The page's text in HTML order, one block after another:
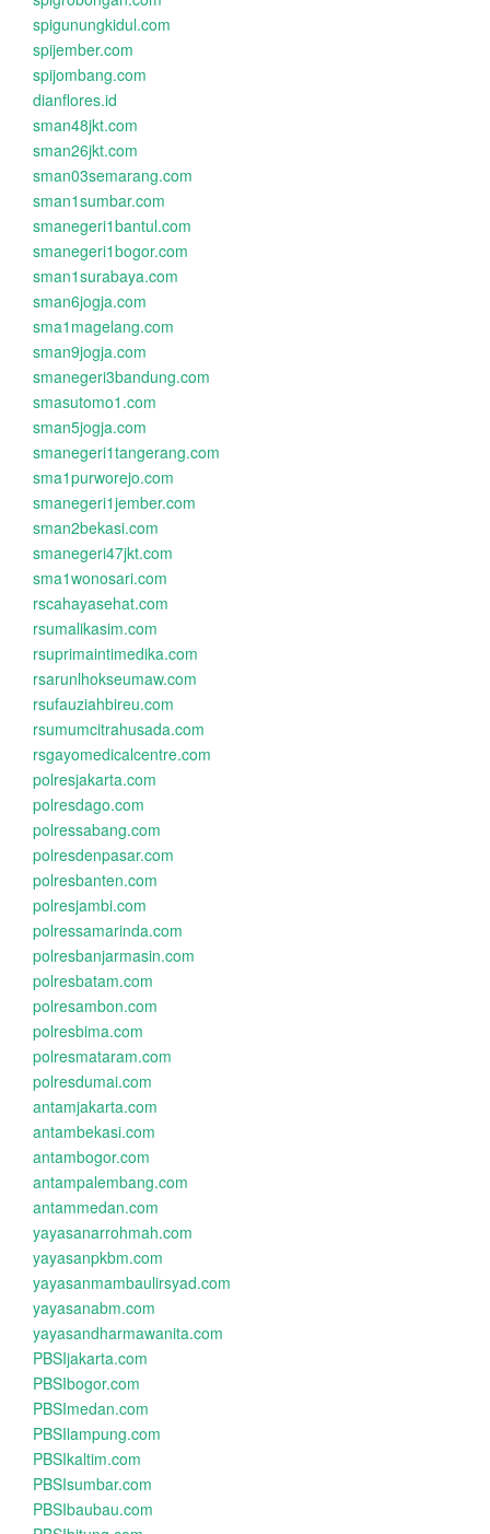
spigunungkidul.com
spijember.com
spijombang.com
dianflores.id
sman48jkt.com
sman26jkt.com
sman03semarang.com
sman1sumbar.com
smanegeri1bantul.com
smanegeri1bogor.com
sman1surabaya.com
sman6jogja.com
sma1magelang.com
sman9jogja.com
smanegeri3bandung.com
smasutomo1.com
sman5jogja.com
smanegeri1tangerang.com
sma1purworejo.com
smanegeri1jember.com
sman2bekasi.com
smanegeri47jkt.com
sma1wonosari.com
rscahayasehat.com
rsumalikasim.com
rsuprimaintimedika.com
rsarunlhokseumaw.com
rsufauziahbireu.com
rsumumcitrahusada.com
rsgayomedicalcentre.com
polresjakarta.com
polresdago.com
polressabang.com
polresdenpasar.com
polresbanten.com
polresjambi.com
polressamarinda.com
polresbanjarmasin.com
polresbatam.com
polresambon.com
polresbima.com
polresmataram.com
polresdumai.com
antamjakarta.com
antambekasi.com
antambogor.com
antampalembang.com
antammedan.com
yayasanarrohmah.com
yayasanpkbm.com
yayasanmambaulirsyad.com
yayasanabm.com
yayasandharmawanita.com
PBSIjakarta.com
PBSIbogor.com
PBSImedan.com
PBSIlampung.com
PBSIkaltim.com
PBSIsumbar.com
PBSIbaubau.com